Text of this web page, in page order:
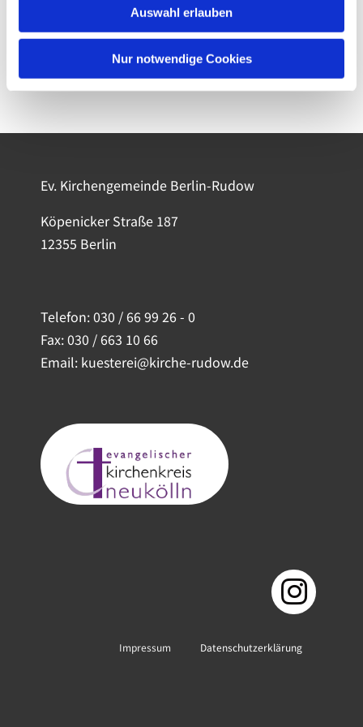
Auswahl erlauben
Nur notwendige Cookies
Ev. Kirchengemeinde Berlin-Rudow
Köpenicker Straße 187
12355 Berlin
Telefon:030 / 66 99 26 - 0
Fax: 030 / 663 10 66
Email: kuesterei@kirche-rudow.de
Impressum Datenschutzerklärung